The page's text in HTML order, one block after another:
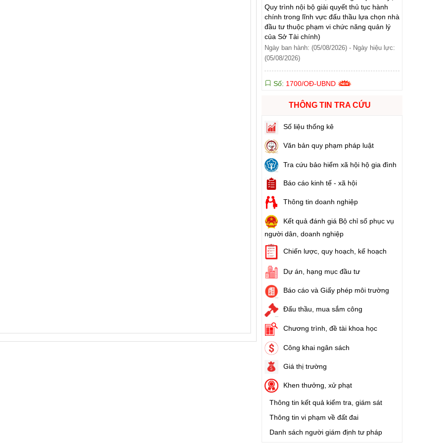
Bầu cử đại biểu Quốc hội khóa XVI và đại biểu Hội đồng nhân dân các cấp nhiệm kỳ 2026 - 2031
Người Việt Nam ưu tiên dùng hàng Việt Nam
đầu tư thuộc phạm vi chức năng quản lý
của Sở Tài chính)
Ngày ban hành: (05/08/2026) -Ngày hiệu lực:
(05/08/2026)
hành chính mới ban hành và Phê duyệt
hoạt động của Ngân hàng Chính sách xã
Sở Tài chính)
Ngày ban hành: (05/08/2026)
(05/08/2026)
Số:
Tên:
(Quyết định Ban hành Từ điển dữ liệu
dùng chung tỉnh Lai Châu (Phiên bản 1.0))
Ngày ban hành: (05/08/2026) -Ngày hiệu lực:
(05/08/2026)
Tên:
(Quyết định Về việc công bố thủ tục
duyệt Quy trình nội bộ giải quyết thủ tục
động của tổ hợp tác không đăng ký thuộc
phạm vi chức năng quản lý của Sở Tài
chính)
Ngày ban hành: (05/08/2026)
(05/08/2026)
Tên:
(Công văn V/v triển khai thực hiện
Nghị định số 303/2026/NĐ-CP ngày
01/8/2026 của Chính phủ sửa đổi, bổ sung
một số điều của Nghị định số 32/2024/NĐ-
quản lý, phát triển cụm công nghiệp)
Ngày ban hành: (06/08/2026)
THÔNG TIN TRA CỨU
Số liệu thống kê
Văn bản quy phạm pháp luật
Tra cứu bảo hiểm xã hội hộ gia đình
Báo cáo kinh tế - xã hội
Thông tin doanh nghiệp
Kết quả đánh giá Bộ chỉ số phục vụ
người dân, doanh nghiệp
Chiến lược, quy hoạch, kế hoạch
Dự án, hạng mục đầu tư
Báo cáo và Giấy phép môi trường
Đấu thầu, mua sắm công
Chương trình, đề tài khoa học
Công khai ngân sách
Giá thị trường
Khen thưởng, xử phạt
Thông tin kết quả kiểm tra, giám sát
Thông tin vi phạm về đất đai
Danh sách người giám định tư pháp